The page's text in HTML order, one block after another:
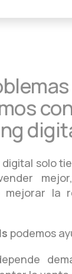
solo
mejorar la
podemos